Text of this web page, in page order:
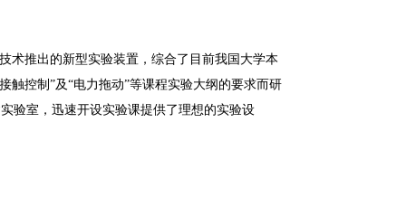
术推出的新型实验装置，综合了目前我国大学本
触控制”及“电力拖动”等课程实验大纲的要求而研
验室，迅速开设实验课提供了理想的实验设